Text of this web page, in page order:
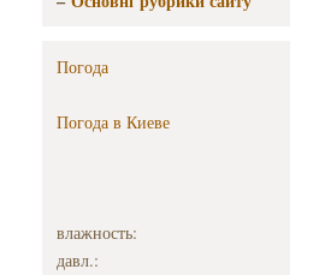
Погода
Погода в Киеве
влажность:
давл.: